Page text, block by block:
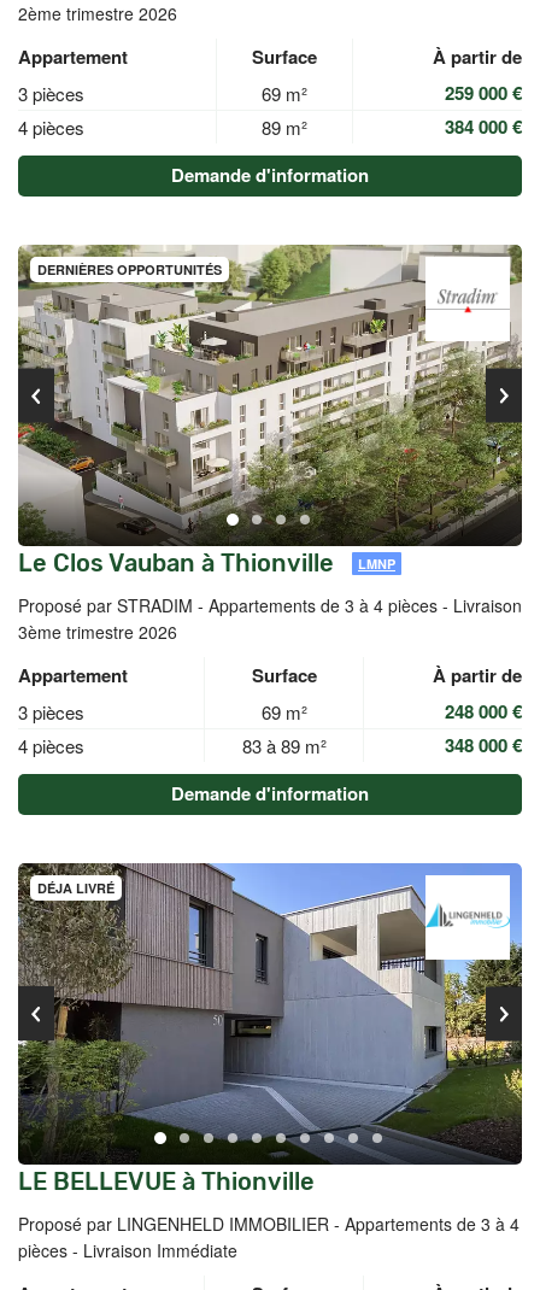
2ème trimestre 2026
Appartement Surface À partir de
3 pièces 69 m² 259 000 €
4 pièces 89 m²
384 000 €
Demande d'information
DERNIÈRES OPPORTUNITÉS
Le Clos Vauban à Thionville LMNP
Proposé par STRADIM - Appartements de 3 à 4 pièces - Livraison
3ème trimestre 2026
Appartement Surface À partir de
3 pièces 69 m² 248 000 €
4 pièces 83 à 89 m²
348 000 €
Demande d'information
DÉJA LIVRÉ
LE BELLEVUE à Thionville
Proposé par LINGENHELD IMMOBILIER - Appartements de 3 à 4
pièces - Livraison Immédiate